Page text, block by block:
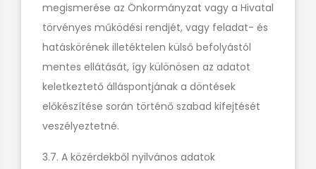
megismerése az Önkormányzat vagy a Hivatal
törvényes működési rendjét, vagy feladat- és
hatáskörének illetéktelen külső befolyástól
mentes ellátását, így különösen az adatot
keletkeztető álláspontjának a döntések
előkészítése során történő szabad kifejtését
veszélyeztetné.
3.7. A közérdekből nyilvános adatok